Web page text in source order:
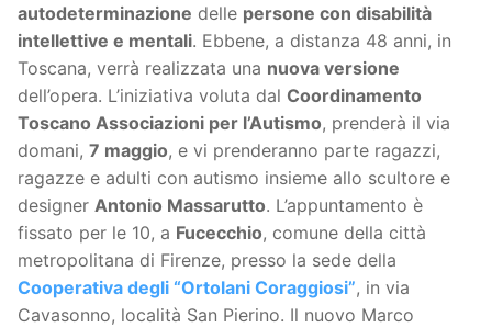
autodeterminazione delle persone con disabilità
intellettive e mentali. Ebbene, a distanza 48 anni, in
Toscana, verrà realizzata una nuova versione
dell’opera. L’iniziativa voluta dal Coordinamento
Toscano Associazioni per l’Autismo, prenderà il via
domani, 7 maggio, e vi prenderanno parte ragazzi,
ragazze e adulti con autismo insieme allo scultore e
designer Antonio Massarutto. L’appuntamento è
fissato per le 10, a Fucecchio, comune della città
metropolitana di Firenze, presso la sede della
Cooperativa degli “Ortolani Coraggiosi”, in via
Cavasonno, località San Pierino. Il nuovo Marco